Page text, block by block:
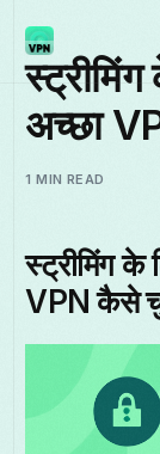
अच्छा
1 MIN READ
स्ट्रीमिंग के
VPN कैसे